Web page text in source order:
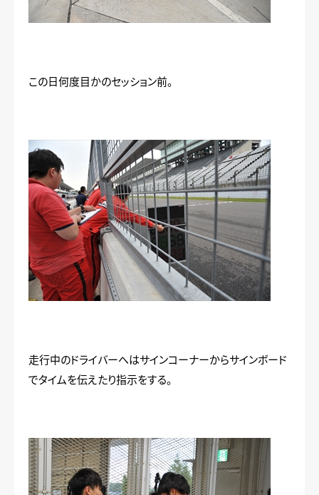
この日何度目かのセッション前。
走行中のドライバーへはサインコーナーからサインボード
でタイムを伝えたり指示をする。